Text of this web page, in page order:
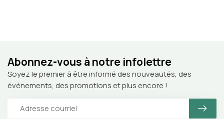
Abonnez-vous à notre infolettre
Soyez le premier à être informé des nouveautés, des
événements, des promotions et plus encore !